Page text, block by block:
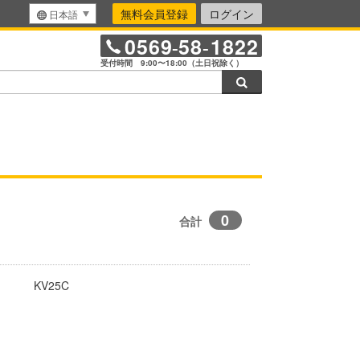
日本語 無料会員登録 ログイン
0569-58-1822
受付時間 9:00〜18:00（土日祝除く）
合計 0
KV25C